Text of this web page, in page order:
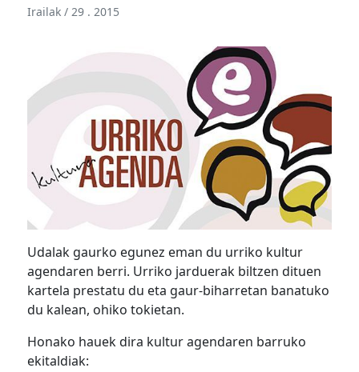
Irailak / 29 . 2015
Udalak gaurko egunez eman du urriko kultur
agendaren berri. Urriko jarduerak biltzen dituen
kartela prestatu du eta gaur-biharretan banatuko
du kalean, ohiko tokietan.
Honako hauek dira kultur agendaren barruko
ekitaldiak: